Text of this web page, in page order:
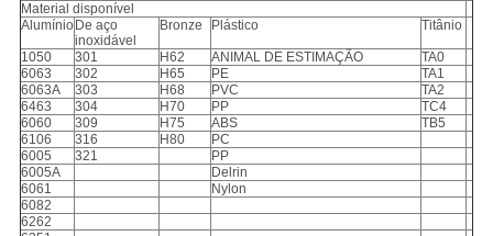
Material disponível
Alumínio De aço
inoxidável
Bronze Plástico Titânio
1050 301 H62 ANIMAL DE ESTIMAÇÃO
TA0
6063
302 H65 PE
TA1
6063A
303 H68 PVC
TA2
6463
304 H70 PP
TC4
6060
309 H75 ABS
TB5
6106
316 H80
PC
6005
321
PP
6005A
Delrin
6061
Nylon
6082
6262